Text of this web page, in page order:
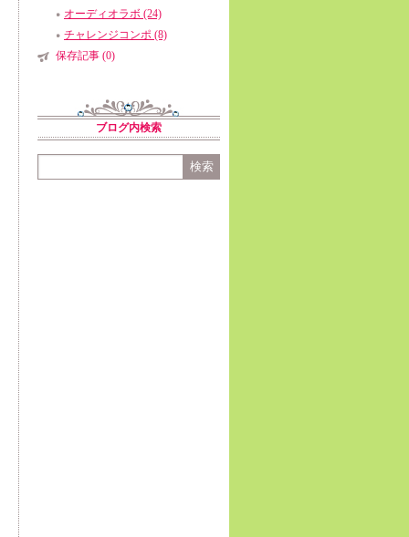
オーディオラボ (24)
チャレンジコンポ (8)
保存記事 (0)
ブログ内検索